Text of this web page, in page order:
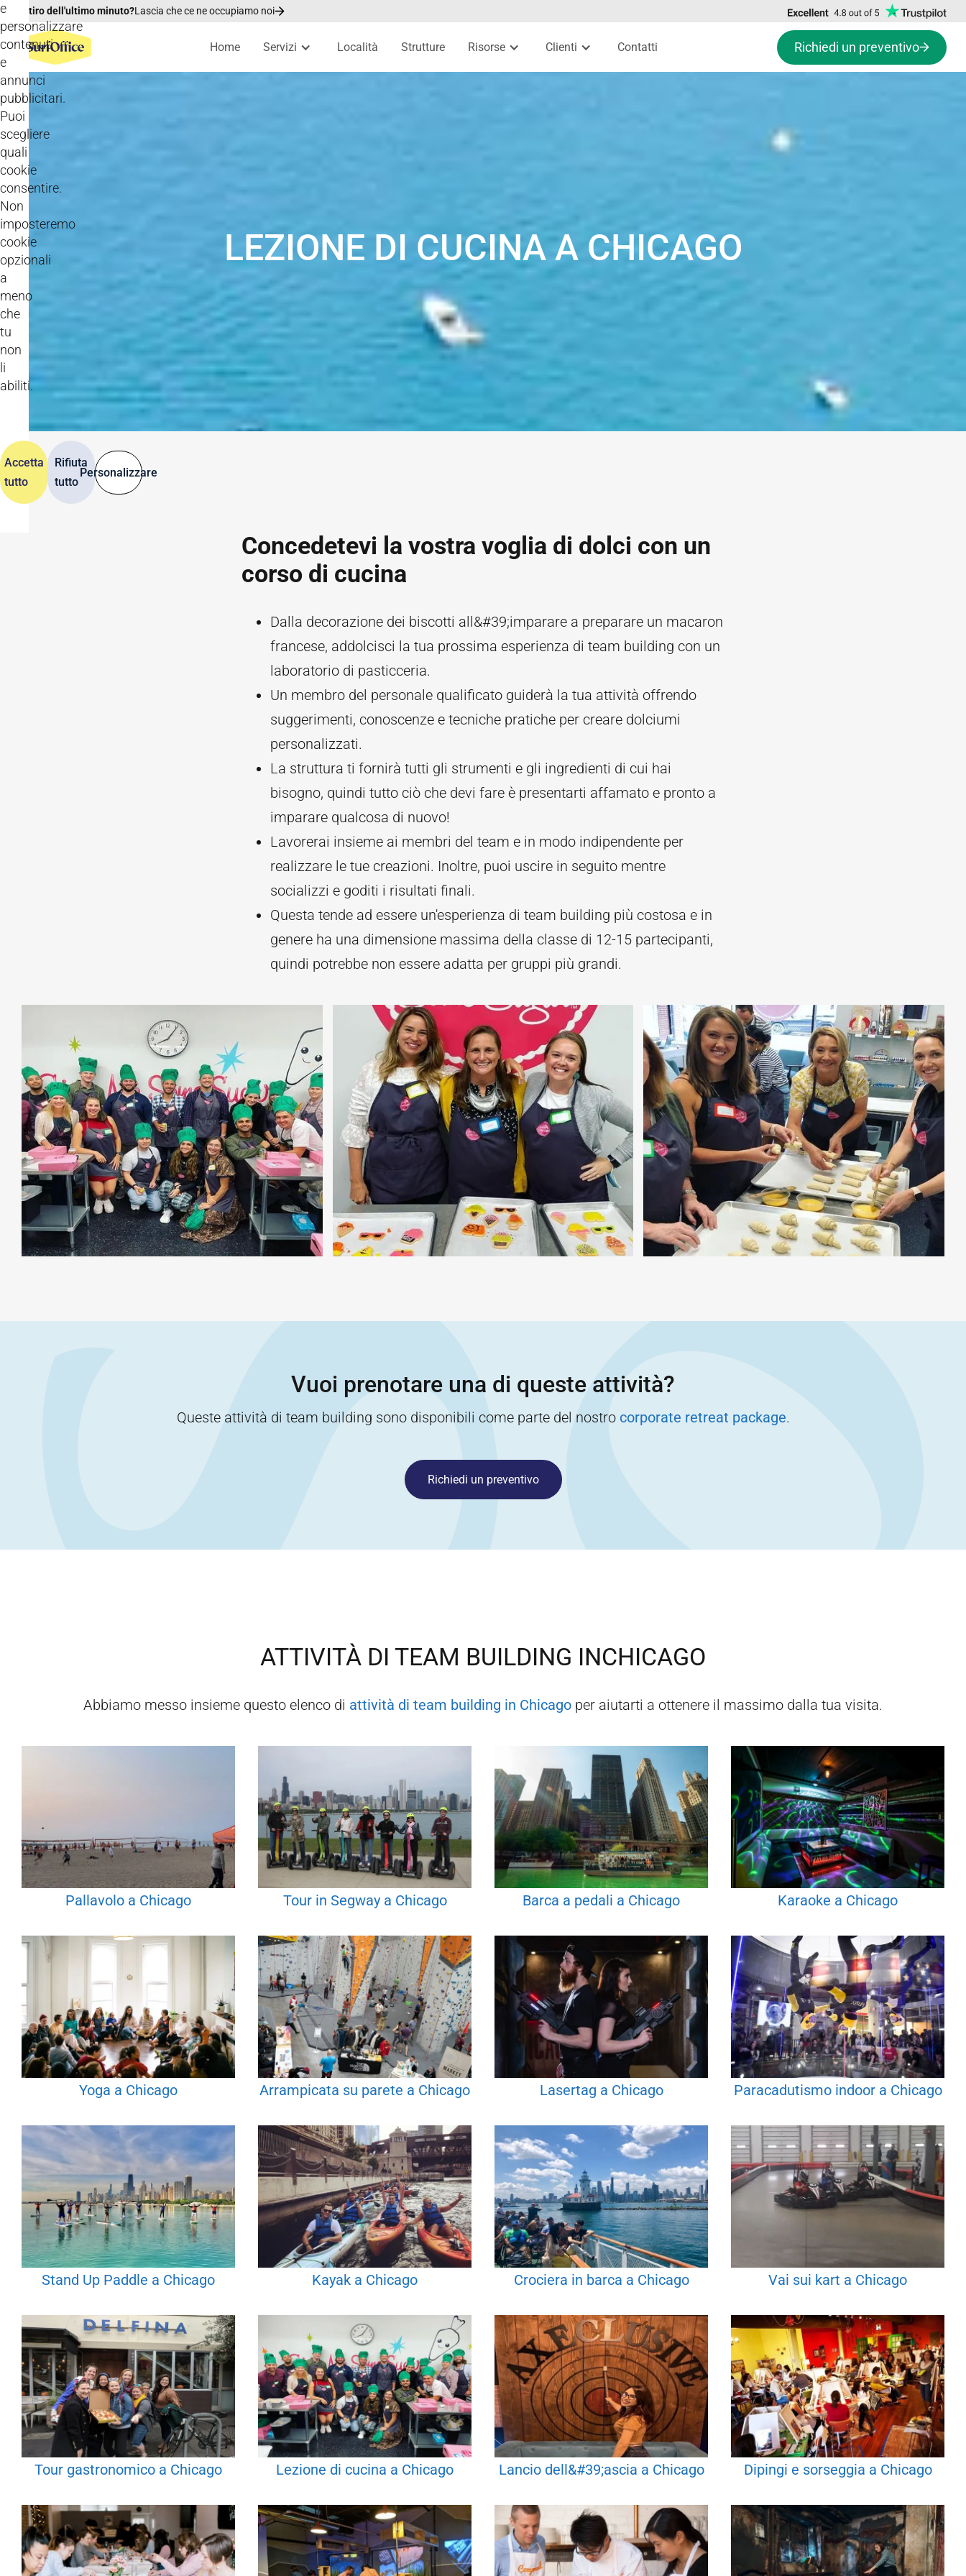
e
personalizzare
contenuti
e
annunci
pubblicitari.
Puoi
scegliere
quali
cookie
consentire.
Non
imposteremo
cookie
opzionali
a
meno
che
tu
non
li
abiliti.
Accetta
tutto
Rifiuta
tutto
Personalizzare
Ritiro dell'ultimo minuto?Lascia che ce ne occupiamo noi
Home Servizi Località Strutture Risorse Clienti Contatti Richiedi un preventivo
LEZIONE DI CUCINA A CHICAGO
Concedetevi la vostra voglia di dolci con un
corso di cucina
Dalla decorazione dei biscotti all&#39;imparare a preparare un macaron
francese, addolcisci la tua prossima esperienza di team building con un
laboratorio di pasticceria.
Un membro del personale qualificato guiderà la tua attività offrendo
suggerimenti, conoscenze e tecniche pratiche per creare dolciumi
personalizzati.
La struttura ti fornirà tutti gli strumenti e gli ingredienti di cui hai
bisogno, quindi tutto ciò che devi fare è presentarti affamato e pronto a
imparare qualcosa di nuovo!
Lavorerai insieme ai membri del team e in modo indipendente per
realizzare le tue creazioni. Inoltre, puoi uscire in seguito mentre
socializzi e goditi i risultati finali.
Questa tende ad essere un'esperienza di team building più costosa e in
genere ha una dimensione massima della classe di 12-15 partecipanti,
quindi potrebbe non essere adatta per gruppi più grandi.
Vuoi prenotare una di queste attività?
Queste attività di team building sono disponibili come parte del nostro corporate retreat package.
Richiedi un preventivo
ATTIVITÀ DI TEAM BUILDING INCHICAGO
Abbiamo messo insieme questo elenco di attività di team building in Chicago per aiutarti a ottenere il massimo dalla tua visita.
Pallavolo a Chicago Tour in Segway a Chicago Barca a pedali a Chicago Karaoke a Chicago
Yoga a Chicago Arrampicata su parete a Chicago Lasertag a Chicago Paracadutismo indoor a Chicago
Stand Up Paddle a Chicago Kayak a Chicago Crociera in barca a Chicago Vai sui kart a Chicago
Tour gastronomico a Chicago Lezione di cucina a Chicago Lancio dell&#39;ascia a Chicago Dipingi e sorseggia a Chicago